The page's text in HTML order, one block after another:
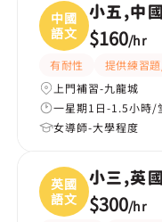
中國
語文
小五,中
$160/hr
有耐性
提供練習
上門補習-九龍城
一星期1日-1.5小時/
女導師-大學程度
英國
語文
小三,英
$300/hr